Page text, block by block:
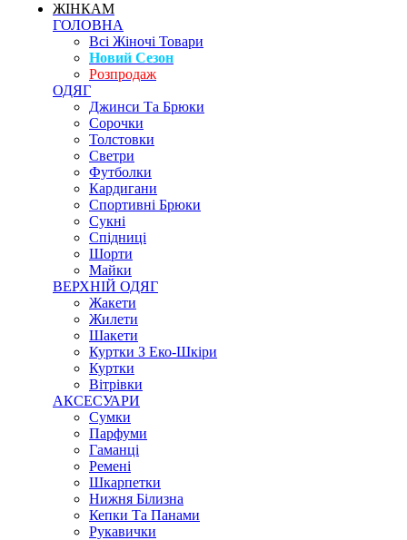
ЖІНКАМ
ГОЛОВНА
Всі Жіночі Товари
Новий Сезон
Розпродаж
ОДЯГ
Джинси Та Брюки
Сорочки
Толстовки
Светри
Футболки
Кардигани
Спортивні Брюки
Сукні
Спідниці
Шорти
Майки
ВЕРХНІЙ ОДЯГ
Жакети
Жилети
Шакети
Куртки З Еко-Шкіри
Куртки
Вітрівки
АКСЕСУАРИ
Сумки
Парфуми
Гаманці
Ремені
Шкарпетки
Нижня Білизна
Кепки Та Панами
Рукавички